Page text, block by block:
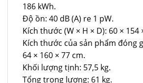
186 kWh.
Độ ồn: 40 dB (A) re 1 pW.
Kích thước (W × H × D): 60 × 154
Kích thước của sản phẩm đóng
64 × 160 × 77 cm.
Khối lượng tịnh: 57,5 ​​kg.
Tổng trọng lượng: 61 kg.